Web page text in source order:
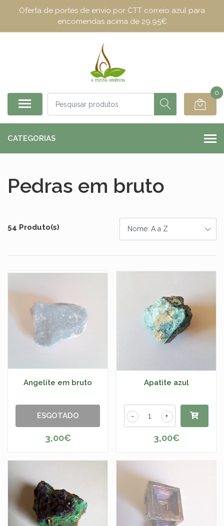
Oferta de portes de envio por CTT correio azul para
encomendas acima de 29.95€
0
CATEGORIAS
Pedras em bruto
54 Produto(s)
Angelite em bruto
ESGOTADO
3,00€
Apatite azul
+
-
3,00€